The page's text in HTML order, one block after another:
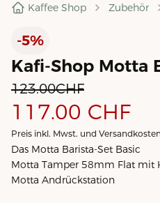
Kaffee Shop Zubehör
-5%
Kafi-Shop Motta
123.00CHF
117.00 CHF
Preis inkl. Mwst. und Versandkosten
Das Motta Barista-Set Basic
Motta Tamper 58mm Flat mit
Motta Andrückstation